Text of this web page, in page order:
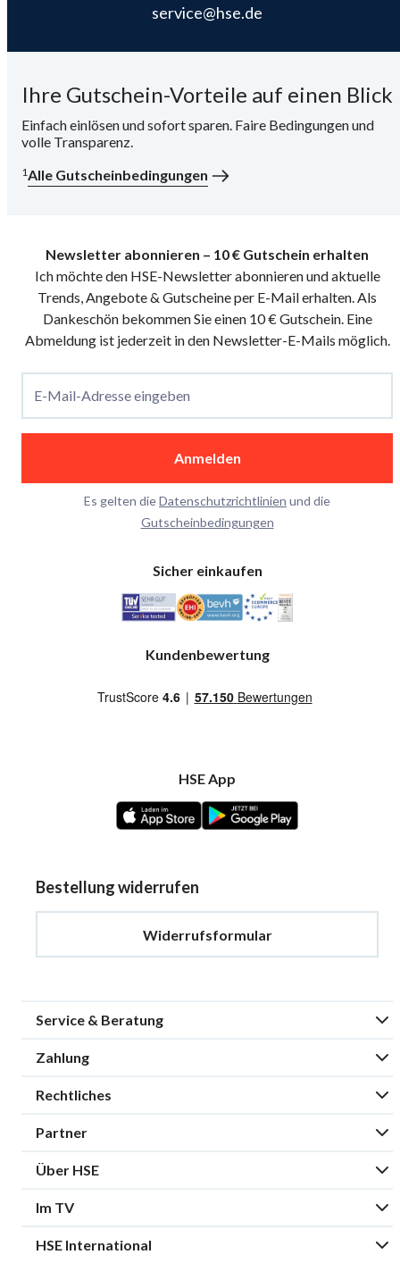
service@hse.de
Ihre Gutschein-Vorteile auf einen Blick
Einfach einlösen und sofort sparen. Faire Bedingungen und
volle Transparenz.
1Alle Gutscheinbedingungen
Newsletter abonnieren – 10 € Gutschein erhalten
Ich möchte den HSE-Newsletter abonnieren und aktuelle
Trends, Angebote & Gutscheine per E-Mail erhalten. Als
Dankeschön bekommen Sie einen 10 € Gutschein. Eine
Abmeldung ist jederzeit in den Newsletter-E-Mails möglich.
E-Mail-Adresse eingeben
Anmelden
Es gelten dieDatenschutzrichtlinien und die
Gutscheinbedingungen
Sicher einkaufen
Kundenbewertung
HSE App
Bestellung widerrufen
Widerrufsformular
Service & Beratung
Zahlung
Rechtliches
Partner
Über HSE
Im TV
HSE International